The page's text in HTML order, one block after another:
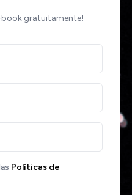
book gratuitamente!
Políticas de